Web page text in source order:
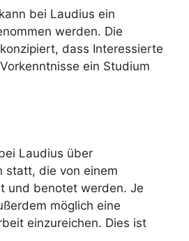
bei Laudius ein
werden. Die
dass Interessierte
ein Studium
Laudius über
statt, die von einem
und benotet werden. Je
möglich eine
einzureichen. Dies ist